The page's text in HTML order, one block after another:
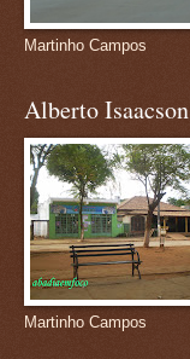
Martinho Campos
Alberto Isaacson
Martinho Campos